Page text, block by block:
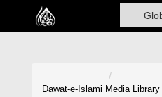
Home
Dawat-e-Islami Media Library